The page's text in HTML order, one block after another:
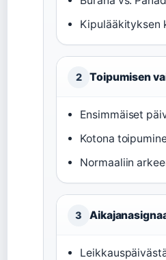
Kipulääkityksen
2 Toipumisen
Ensimmäiset
Kotona
Normaaliin
3